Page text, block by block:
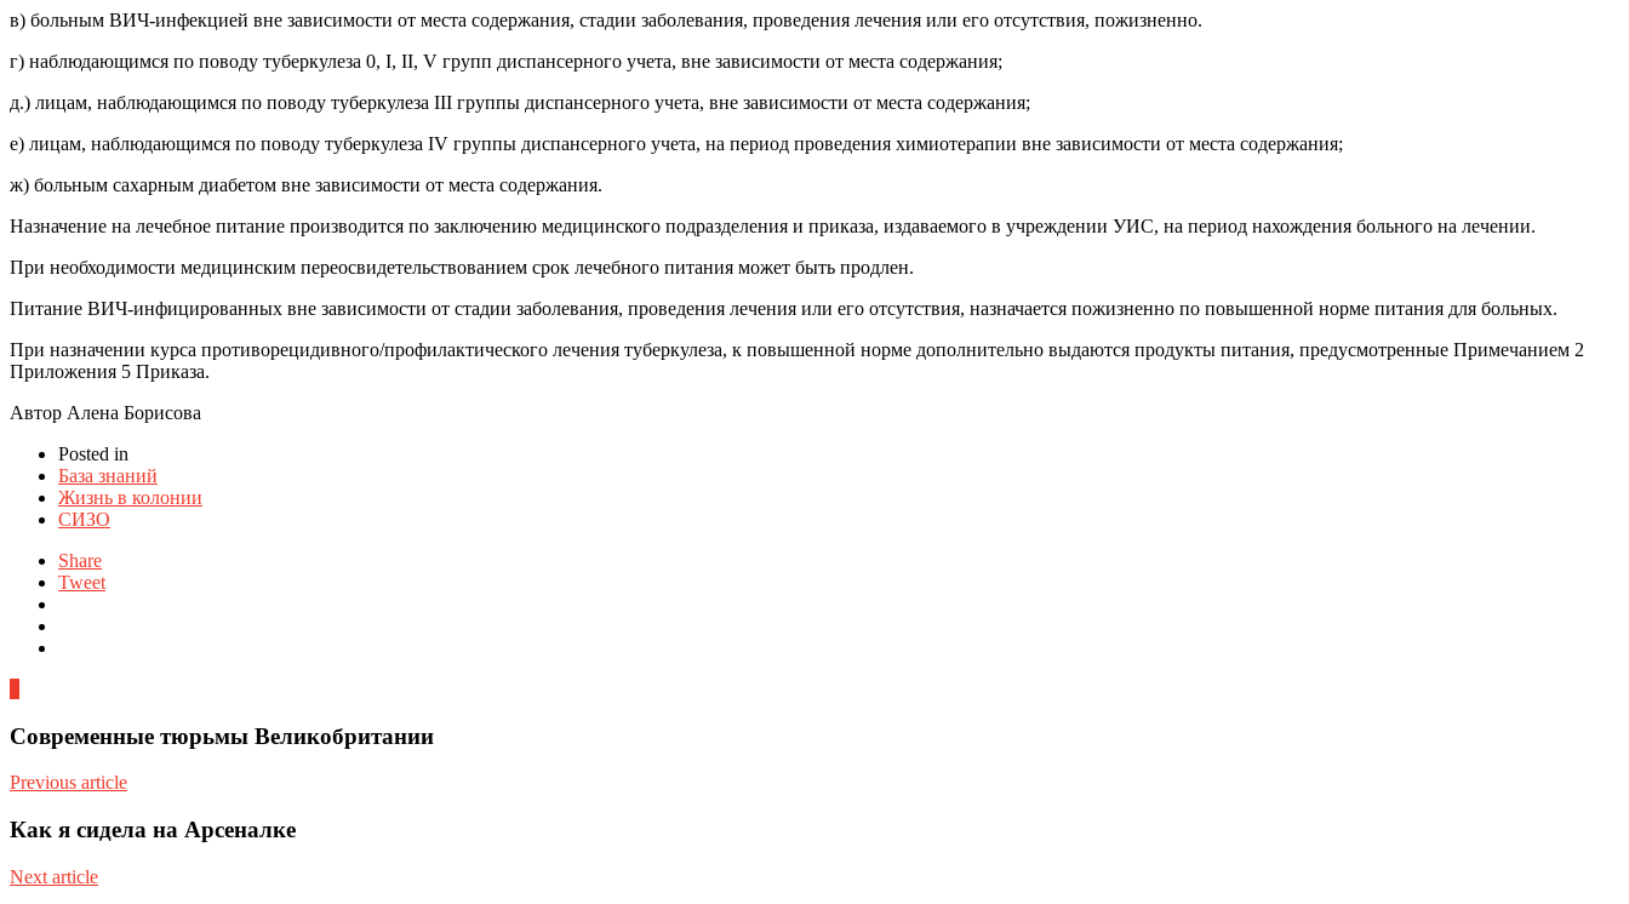
в) больным ВИЧ-инфекцией вне зависимости от места содержания, стадии заболевания, проведения лечения или его отсутствия, пожизненно.
г) наблюдающимся по поводу туберкулеза 0, I, II, V групп диспансерного учета, вне зависимости от места содержания;
д.) лицам, наблюдающимся по поводу туберкулеза III группы диспансерного учета, вне зависимости от места содержания;
е) лицам, наблюдающимся по поводу туберкулеза IV группы диспансерного учета, на период проведения химиотерапии вне зависимости от места содержания;
ж) больным сахарным диабетом вне зависимости от места содержания.
Назначение на лечебное питание производится по заключению медицинского подразделения и приказа, издаваемого в учреждении УИС, на период нахождения больного на лечении.
При необходимости медицинским переосвидетельствованием срок лечебного питания может быть продлен.
Питание ВИЧ-инфицированных вне зависимости от стадии заболевания, проведения лечения или его отсутствия, назначается пожизненно по повышенной норме питания для больных.
При назначении курса противорецидивного/профилактического лечения туберкулеза, к повышенной норме дополнительно выдаются продукты питания, предусмотренные Примечанием 2
Приложения 5 Приказа.
Автор Алена Борисова
Posted in
База знаний
Жизнь в колонии
СИЗО
Share
Tweet
Современные тюрьмы Великобритании
Previous article
Как я сидела на Арсеналке
Next article